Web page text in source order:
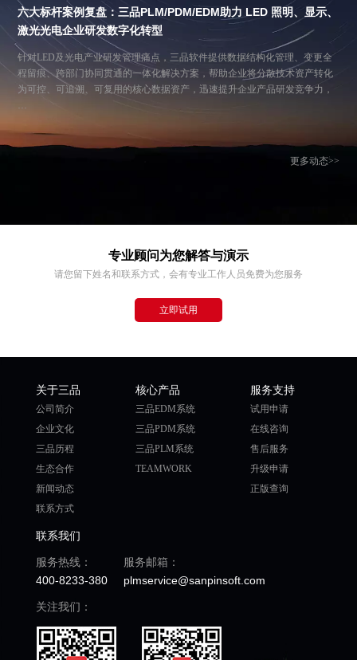
六大标杆案例复盘：三品PLM/PDM/EDM助力 LED 照明、显示、
激光光电企业研发数字化转型
针对LED及光电产业研发管理痛点，三品软件提供数据结构化管理、变更全
程留痕、跨部门协同贯通的一体化解决方案，帮助企业将分散技术资产转化
为可控、可追溯、可复用的核心数据资产，迅速提升企业产品研发竞争力，
…
更多动态>>
专业顾问为您解答与演示
请您留下姓名和联系方式，会有专业工作人员免费为您服务
立即试用
关于三品
公司简介
企业文化
三品历程
生态合作
新闻动态
联系方式
核心产品
三品EDM系统
三品PDM系统
三品PLM系统
TEAMWORK
服务支持
试用申请
在线咨询
售后服务
升级申请
正版查询
联系我们
服务热线：
400-8233-380
服务邮箱：
plmservice@sanpinsoft.com
关注我们：